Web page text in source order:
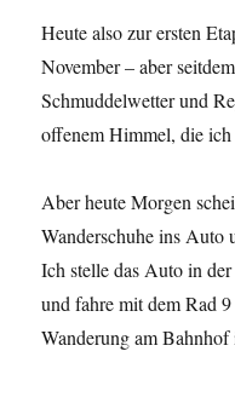
Heute also zur ersten
November – aber
Schmuddelwetter und
offenem Himmel, die
Aber heute Morgen
Wanderschuhe ins Auto
Ich stelle das Auto in
und fahre mit dem Rad
Wanderung am Bahnhof